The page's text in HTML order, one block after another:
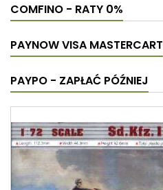
COMFINO - RATY 0%
PAYNOW VISA MASTERCART
PAYPO - ZAPŁAĆ PÓŹNIEJ